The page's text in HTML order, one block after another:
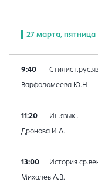
27 марта, пятница
9:40
Варфоломеева Ю.Н
11:20 Ин.язык .
Дронова И.А.
13:00 История
Михалев А.В.